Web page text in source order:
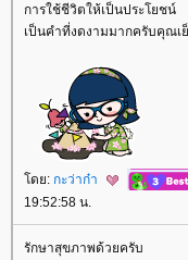
การใช้ชีวิตให้เป็นประโยชน์
เป็นคำที่งดงามมากครับคุณเ
ดย: กะว่าก๋า
19:52:58 น.
รักษาสุขภาพด้วยครับ